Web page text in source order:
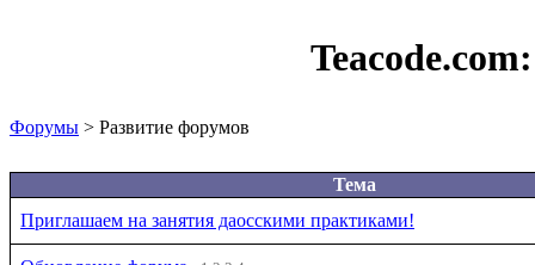
Форумы > Развитие форумов
Тема
Приглашаем на занятия даосскими практиками!